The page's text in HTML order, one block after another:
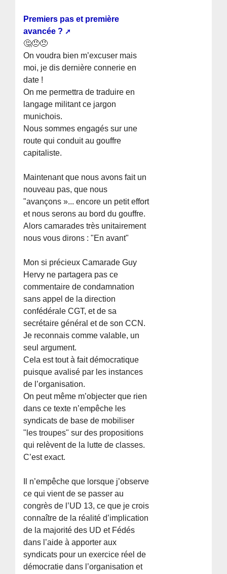
Premiers pas et première
avancée ?
🤔😠😠
On voudra bien m’excuser mais
moi, je dis dernière connerie en
date !
On me permettra de traduire en
langage militant ce jargon
munichois.
Nous sommes engagés sur une
route qui conduit au gouffre
capitaliste.
Maintenant que nous avons fait un
nouveau pas, que nous
"avançons »... encore un petit effort
et nous serons au bord du gouffre.
Alors camarades très unitairement
nous vous dirons : "En avant"
Mon si précieux Camarade Guy
Hervy ne partagera pas ce
commentaire de condamnation
sans appel de la direction
confédérale CGT, et de sa
secrétaire général et de son CCN.
Je reconnais comme valable, un
seul argument.
Cela est tout à fait démocratique
puisque avalisé par les instances
de l’organisation.
On peut même m’objecter que rien
dans ce texte n’empêche les
syndicats de base de mobiliser
"les troupes" sur des propositions
qui relèvent de la lutte de classes.
C’est exact.
Il n’empêche que lorsque j’observe
ce qui vient de se passer au
congrès de l’UD 13, ce que je crois
connaître de la réalité d’implication
de la majorité des UD et Fédés
dans l’aide à apporter aux
syndicats pour un exercice réel de
démocratie dans l’organisation et